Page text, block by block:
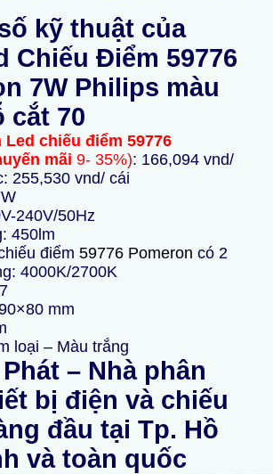
kỹ thuật của
Chiếu Điểm 59776
7W Philips màu
cắt 70
Led chiếu điểm 59776
mãi 9- 35%): 166,094 vnd/
255,530 vnd/ cái
240V/50Hz
450lm
điểm 59776 Pomeron có 2
4000K/2700K
mm
loại – Màu trắng
– Nhà phân
bị điện và chiếu
đầu tại Tp. Hồ
và toàn quốc